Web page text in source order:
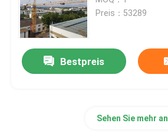
Luven des Turmkrans
Bauaufzug
Preis：53289
Bestpreis
Sehen Sie mehr an